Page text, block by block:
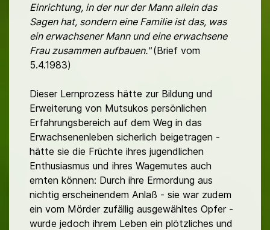
Einrichtung, in der nur der Mann allein das
Sagen hat, sondern eine Familie ist das, was
ein erwachsener Mann und eine erwachsene
Frau zusammen aufbauen."(Brief vom
5.4.1983)
Dieser Lernprozess hätte zur Bildung und
Erweiterung von Mutsukos persönlichen
Erfahrungsbereich auf dem Weg in das
Erwachsenenleben sicherlich beigetragen -
hätte sie die Früchte ihres jugendlichen
Enthusiasmus und ihres Wagemutes auch
ernten können: Durch ihre Ermordung aus
nichtig erscheinendem Anlaß - sie war zudem
ein vom Mörder zufällig ausgewähltes Opfer -
wurde jedoch ihrem Leben ein plötzliches und